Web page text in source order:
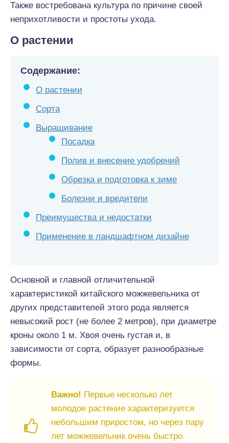
Также востребована культура по причине своей
неприхотливости и простоты ухода.
О растении
Содержание:
О растении
Сорта
Выращивание
Посадка
Полив и внесение удобрений
Обрезка и подготовка к зиме
Болезни и вредители
Преимущества и недостатки
Применение в ландшафтном дизайне
Основной и главной отличительной
характеристикой китайского можжевельника от
других представителей этого рода является
невысокий рост (не более 2 метров), при диаметре
кроны около 1 м. Хвоя очень густая и, в
зависимости от сорта, образует разнообразные
формы.
Важно! Первые несколько лет
молодое растение характеризуется
небольшим приростом, но через пару
лет можжевельник очень быстро